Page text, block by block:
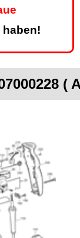
haben!
(